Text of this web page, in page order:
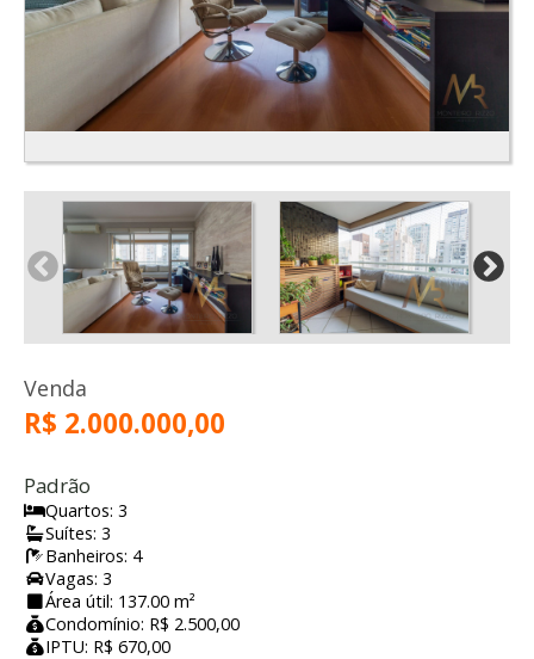
Venda
R$ 2.000.000,00
Padrão
Quartos: 3
Suítes: 3
Banheiros: 4
Vagas: 3
Área útil: 137.00 m²
Condomínio: R$ 2.500,00
IPTU: R$ 670,00